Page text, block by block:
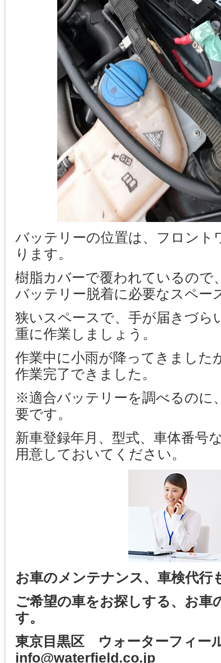
バッテリーの位置は、フロント
ります。
樹脂カバーで覆われているので
バッテリー脱着に必要なスペー
狭いスペースで、手が届きづら
重に作業しましょう。
作業中に小雨が降ってきました
作業完了できました。
※適合バッテリーを調べるのに
要です。
新車登録年月、型式、車体番号
用意しておいてください。
お車のメンテナンス、車検代行
ご希望の車をお探しする、お車
す。
東京目黒区 ウォーターフィ
info@waterfield.co.jp